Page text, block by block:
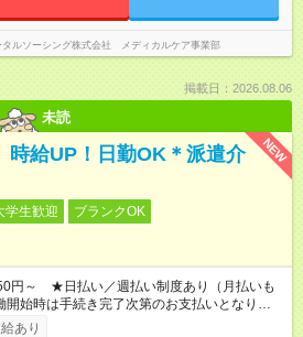
タルソーシング株式会社 メディカルケア事業部
掲載日：2026.08.06
未読
NEW
時給UP！日勤OK＊派遣介
学生歓迎
ブランクOK
円～ ★日払い／週払い制度あり（月払いも
始時は手続き完了次第のお支払いとなりま
あり